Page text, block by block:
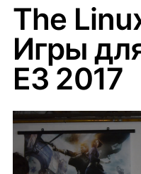
The
Игры
E3 2017